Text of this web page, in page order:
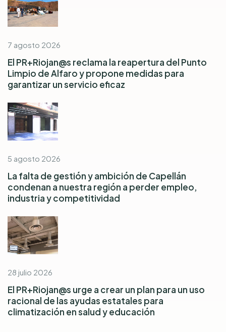
7 agosto 2026
El PR+Riojan@s reclama la reapertura del Punto
Limpio de Alfaro y propone medidas para
garantizar un servicio eficaz
5 agosto 2026
La falta de gestión y ambición de Capellán
condenan a nuestra región a perder empleo,
industria y competitividad
28 julio 2026
El PR+Riojan@s urge a crear un plan para un uso
racional de las ayudas estatales para
climatización en salud y educación